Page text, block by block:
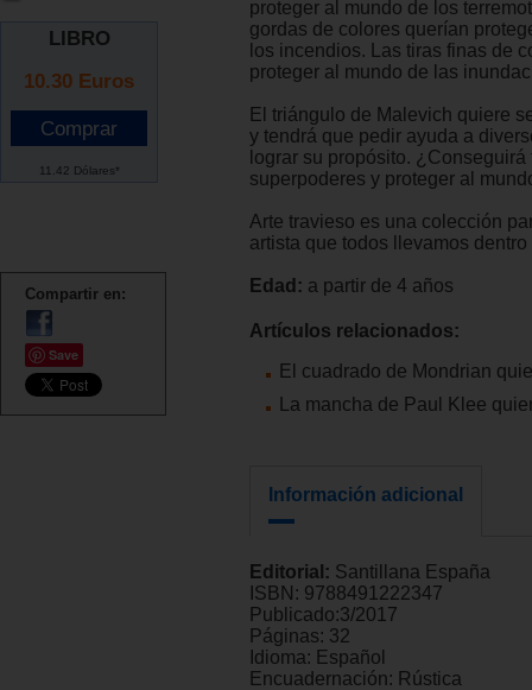
LIBRO
10.30 Euros
11.42 Dólares*
Compartir en:
Save
proteger al mundo de los
gordas de colores querían
los incendios. Las tiras finas de
proteger al mundo de las
El triángulo de Malevich quiere
y tendrá que pedir ayuda a
lograr su propósito. ¿Conseguirá
superpoderes y proteger al
Arte travieso es una colección
artista que todos llevamos dentro
Edad: a partir de 4 años
Artículos relacionados:
El cuadrado de Mondrian
La mancha de Paul Klee
Información adicional
Editorial: Santillana España
ISBN: 9788491222347
Publicado:3/2017
Páginas: 32
Idioma: Español
Encuadernación: Rústica